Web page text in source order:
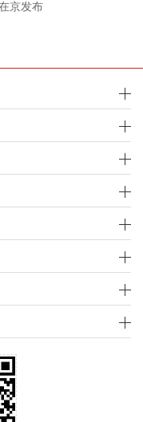
京发布